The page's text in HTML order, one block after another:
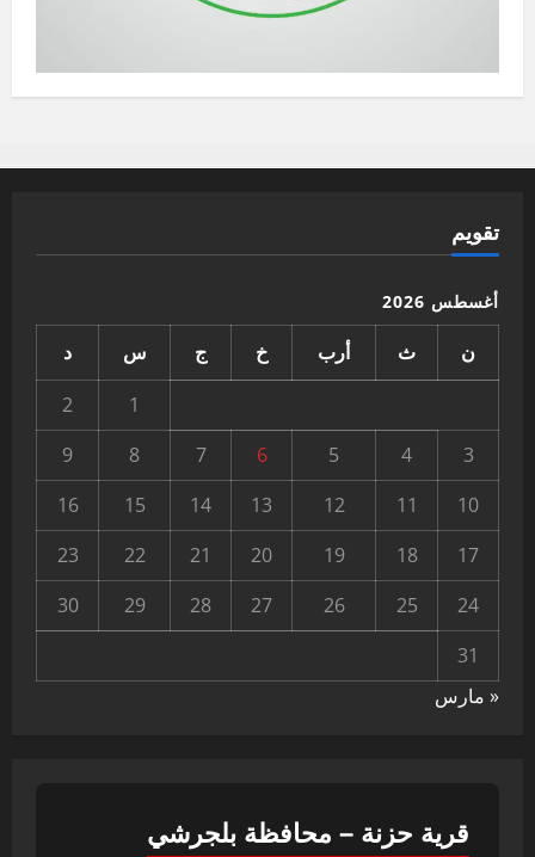
تقويم
أغسطس 2026
ن ث أرب خ ج س
د
1
2
3
4
5
6
7
8
9
10
11
12
13
14
15
16
17
18
19
20
21
22
23
24
25
26
27
28
29
30
31
« مارس
قرية حزنة – محافظة بلجرشي